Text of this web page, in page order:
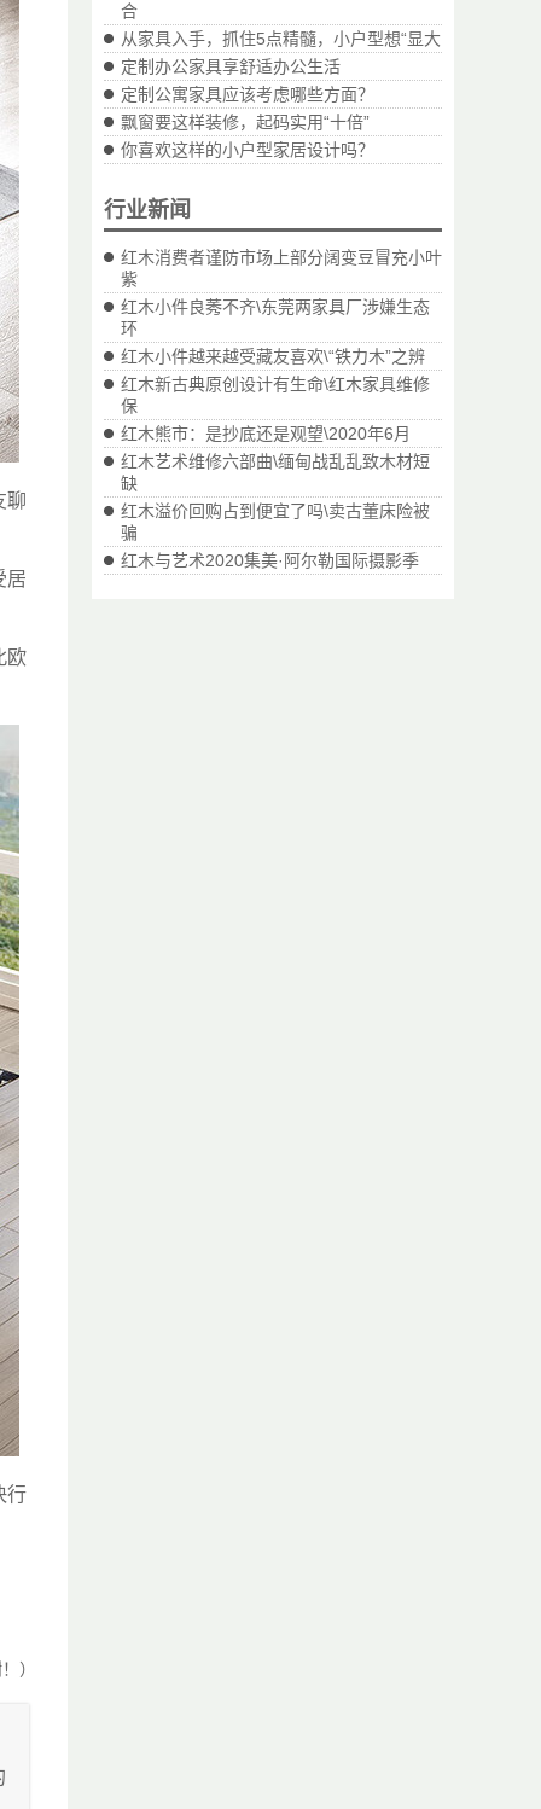
合
从家具入手，抓住5点精髓，小户型想“显大
定制办公家具享舒适办公生活
定制公寓家具应该考虑哪些方面？
飘窗要这样装修，起码实用“十倍”
你喜欢这样的小户型家居设计吗？
行业新闻
红木消费者谨防市场上部分阔变豆冒充小叶
紫
红木小件良莠不齐\东莞两家具厂涉嫌生态
环
红木小件越来越受藏友喜欢\“铁力木”之辨
红木新古典原创设计有生命\红木家具维修
保
红木熊市：是抄底还是观望\2020年6月
红木艺术维修六部曲\缅甸战乱乱致木材短
缺
红木溢价回购占到便宜了吗\卖古董床险被
骗
红木与艺术2020集美·阿尔勒国际摄影季
聊
居
欧
行
）